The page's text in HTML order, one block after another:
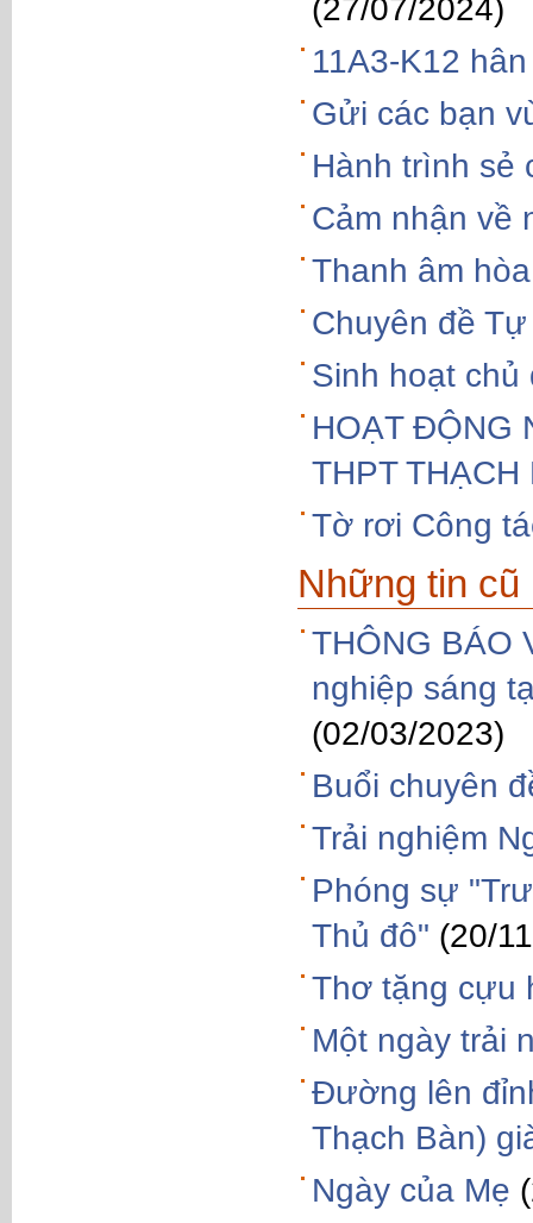
(27/07/2024)
11A3-K12
Gửi các bạn
Hành trình sẻ
Cảm nhận về
Thanh âm
Chuyên đề
Sinh hoạt
HOẠT ĐỘNG
THPT THẠCH
Tờ rơi Công
Những tin cũ
THÔNG BÁO
nghiệp sáng
(02/03/2023)
Buổi chuyên
Trải nghiệm
Phóng sự
Thủ đô" (20/
Thơ tặng cựu
Một ngày trải
Đường lên
Thạch Bàn)
Ngày của Mẹ